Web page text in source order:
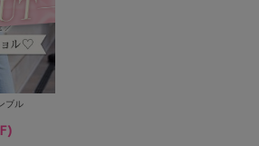
ブル